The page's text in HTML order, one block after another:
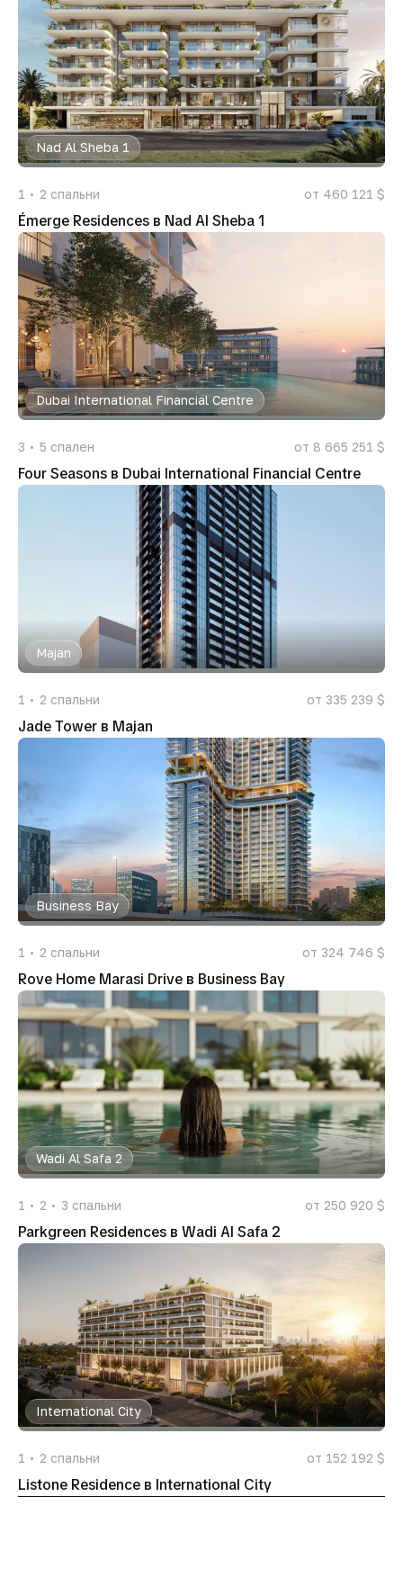
Nad Al Sheba 1
1 2 спальни от 460 121 $
Émerge Residences в Nad Al Sheba 1
Dubai International Financial Centre
3 5 спален от 8 665 251 $
Four Seasons в Dubai International Financial Centre
Majan
1 2 спальни от 335 239 $
Jade Tower в Majan
Business Bay
1 2 спальни от 324 746 $
Rove Home Marasi Drive в Business Bay
Wadi Al Safa 2
1 2 3 спальни от 250 920 $
Parkgreen Residences в Wadi Al Safa 2
International City
1 2 спальни от 152 192 $
Listone Residence в International City